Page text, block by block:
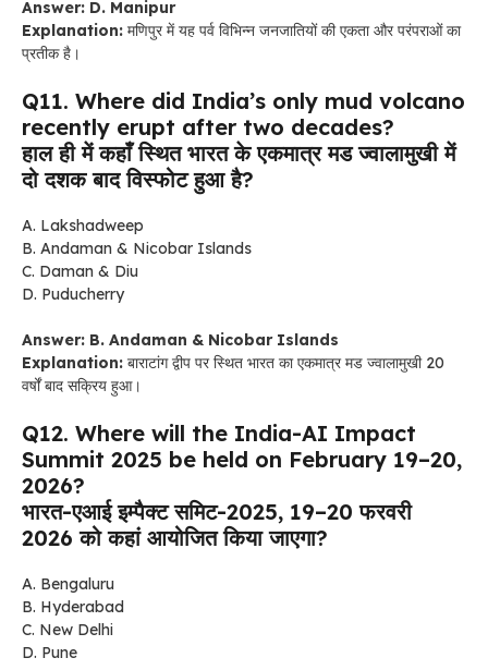
Answer: D. Manipur
Explanation: मणिपुर में यह पर्व विभिन्न जनजातियों की एकता और परंपराओं का
प्रतीक है।
Q11. Where did India’s only mud volcano
recently erupt after two decades?
हाल ही में कहाँ स्थित भारत के एकमात्र मड ज्वालामुखी में
दो दशक बाद विस्फोट हुआ है?
A. Lakshadweep
B. Andaman & Nicobar Islands
C. Daman & Diu
D. Puducherry
Answer: B. Andaman & Nicobar Islands
Explanation: बाराटांग द्वीप पर स्थित भारत का एकमात्र मड ज्वालामुखी 20
वर्षों बाद सक्रिय हुआ।
Q12. Where will the India-AI Impact
Summit 2025 be held on February 19–20,
2026?
भारत-एआई इम्पैक्ट समिट-2025, 19–20 फरवरी
2026 को कहां आयोजित किया जाएगा?
A. Bengaluru
B. Hyderabad
C. New Delhi
D. Pune